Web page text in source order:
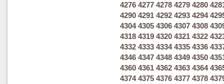
4276 4277 4278 4279 4280
4290 4291 4292 4293 4294
4304 4305 4306 4307 4308
4318 4319 4320 4321 4322
4332 4333 4334 4335 4336
4346 4347 4348 4349 4350
4360 4361 4362 4363 4364
4374 4375 4376 4377 4378